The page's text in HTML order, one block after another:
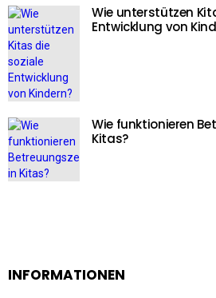
Wie unterstützen
Entwicklung von
Wie funktionieren
Kitas?
INFORMATIONEN